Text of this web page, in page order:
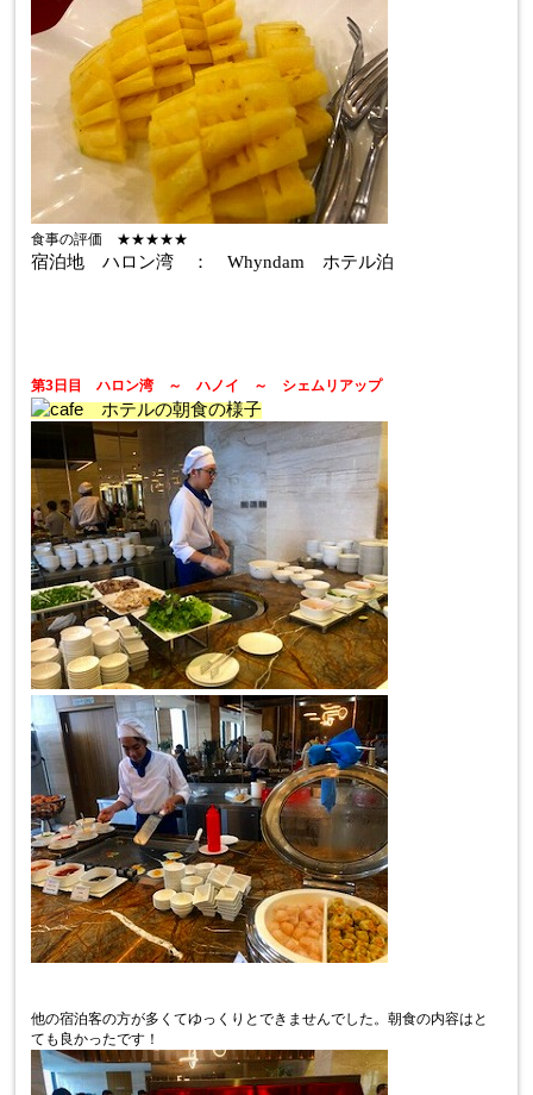
食事の評価 ★★★★★
宿泊地 ハロン湾 ： Whyndam ホテル泊
第3日目 ハロン湾 ～ ハノイ ～ シェムリアップ
ホテルの朝食の様子
他の宿泊客の方が多くてゆっくりとできませんでした。朝食の内容はと
ても良かったです！